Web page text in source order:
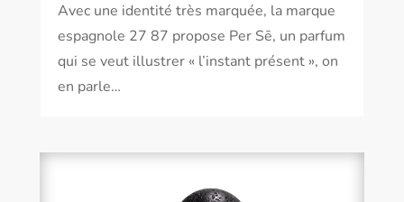
Avec une identité très marquée, la marque
espagnole 27 87 propose Per Sē, un parfum
qui se veut illustrer « l’instant présent », on
en parle…